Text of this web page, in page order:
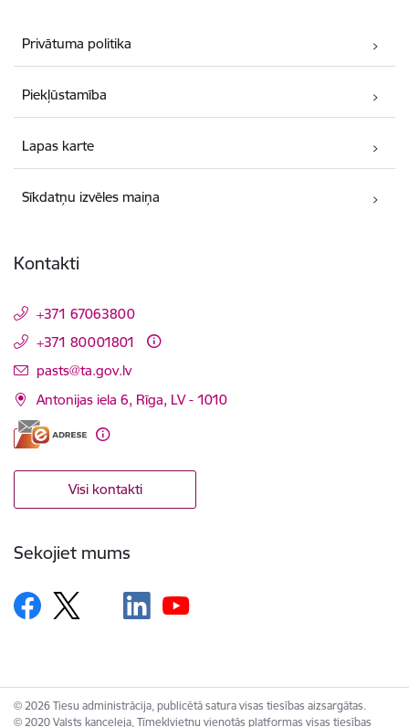
Privātuma politika
Piekļūstamība
Lapas karte
Sīkdatņu izvēles maiņa
Kontakti
+371 67063800
+371 80001801
E-pasts:
pasts@ta.gov.lv
Antonijas iela 6, Rīga, LV - 1010
Visi kontakti
Sekojiet mums
© 2026 Tiesu administrācija, publicētā satura visas tiesības aizsargātas.
© 2020 Valsts kanceleja, Tīmekļvietņu vienotās platformas visas tiesības